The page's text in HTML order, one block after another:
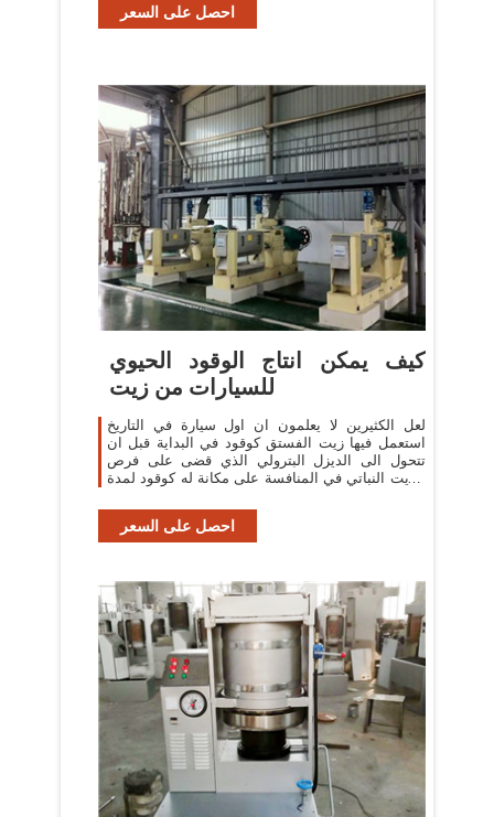
احصل على السعر
كيف يمكن انتاج الوقود الحيوي
للسيارات من زيت
لعل الكثيرين لا يعلمون ان اول سيارة في التاريخ
استعمل فيها زيت الفستق كوقود في البداية قبل ان
تتحول الى الديزل البترولي الذي قضى على فرص
الزيت النباتي في المنافسة على مكانة له كوقود لمدة
احصل على السعر